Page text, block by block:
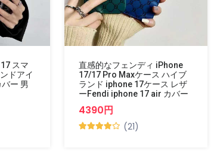
スマ
ドアイ
ー 男
直感的なフェンディ iPhone
17/17 Pro Maxケース ハイブ
ランド iphone 17ケース レザ
ーFendi iphone 17 air カバー
4390円
(21)